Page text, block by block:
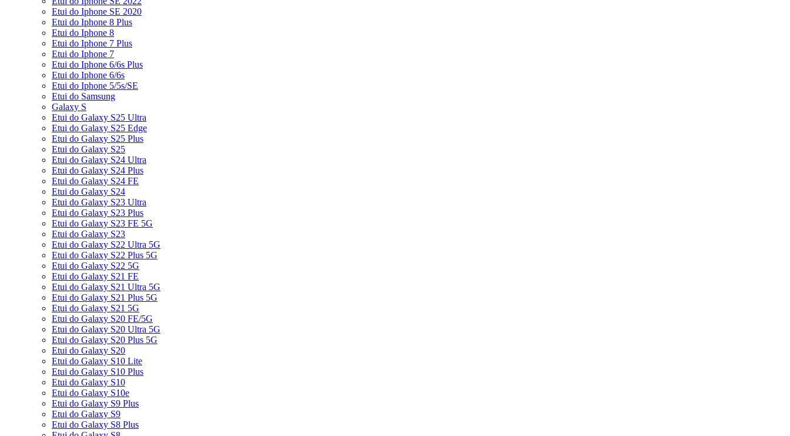
Etui do Iphone SE 2020
Etui do Iphone 8 Plus
Etui do Iphone 8
Etui do Iphone 7 Plus
Etui do Iphone 7
Etui do Iphone 6/6s Plus
Etui do Iphone 6/6s
Etui do Iphone 5/5s/SE
Etui do Samsung
Galaxy S
Etui do Galaxy S25 Ultra
Etui do Galaxy S25 Edge
Etui do Galaxy S25 Plus
Etui do Galaxy S25
Etui do Galaxy S24 Ultra
Etui do Galaxy S24 Plus
Etui do Galaxy S24 FE
Etui do Galaxy S24
Etui do Galaxy S23 Ultra
Etui do Galaxy S23 Plus
Etui do Galaxy S23 FE 5G
Etui do Galaxy S23
Etui do Galaxy S22 Ultra 5G
Etui do Galaxy S22 Plus 5G
Etui do Galaxy S22 5G
Etui do Galaxy S21 FE
Etui do Galaxy S21 Ultra 5G
Etui do Galaxy S21 Plus 5G
Etui do Galaxy S21 5G
Etui do Galaxy S20 FE/5G
Etui do Galaxy S20 Ultra 5G
Etui do Galaxy S20 Plus 5G
Etui do Galaxy S20
Etui do Galaxy S10 Lite
Etui do Galaxy S10 Plus
Etui do Galaxy S10
Etui do Galaxy S10e
Etui do Galaxy S9 Plus
Etui do Galaxy S9
Etui do Galaxy S8 Plus